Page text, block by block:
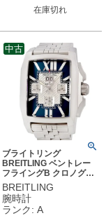
在庫切れ
ブライトリング
BREITLING ベントレー
フライングB クロノグラ
フ A44365 角型 青 バー
ビッグデイト メンズ 腕時
計自動巻き ブルー 【中
古】中古美品
BREITLING
腕時計
ランク: A
中古